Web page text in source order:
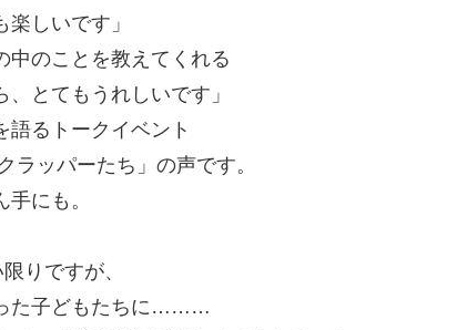
しいです」
中のことを教えてくれる
とてもうれしいです」
語るトークイベント
ラッパーたち」の声です。
にも。
りですが、
た子どもたちに………